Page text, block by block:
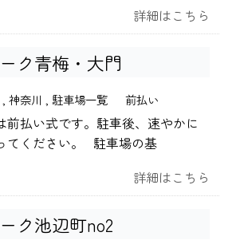
詳細はこちら
ク青梅・大門
神奈川 駐車場一覧 前払い
前払い式です。駐車後、速やかに
てください。 駐車場の基
詳細はこちら
ク池辺町no2